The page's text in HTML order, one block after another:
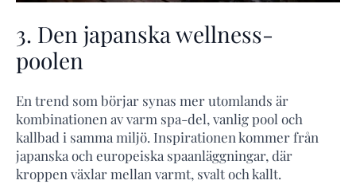
3. Den japanska wellness-
poolen
En trend som börjar synas mer utomlands är
kombinationen av varm spa-del, vanlig pool och
kallbad i samma miljö. Inspirationen kommer från
japanska och europeiska spaanläggningar, där
kroppen växlar mellan varmt, svalt och kallt.